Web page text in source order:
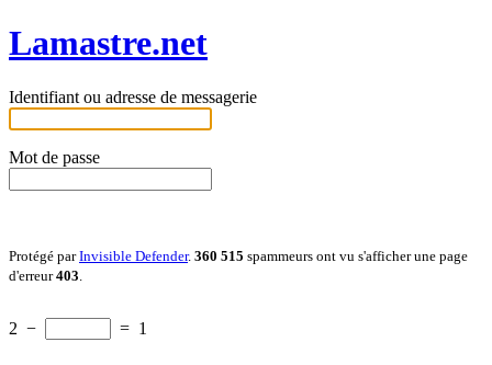
Lamastre.net
Identifiant ou adresse de messagerie
Mot de passe
Protégé parInvisible Defender. 360 515 spammeurs ont vu s'afficher une page
d'erreur403
2 − = 1